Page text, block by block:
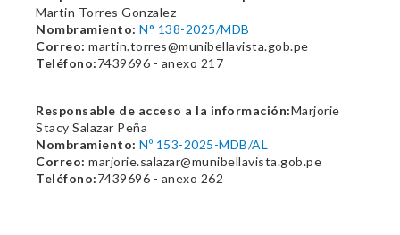
Martin Torres Gonzalez
Nombramiento: N° 138-2025/MDB
Correo: martin.torres@munibellavista.gob.pe
Teléfono:7439696 - anexo 217
Responsable de acceso a la información:Marjorie
Stacy Salazar Peña
Nombramiento: Nº 153-2025-MDB/AL
Correo: marjorie.salazar@munibellavista.gob.pe
Teléfono:7439696 - anexo 262